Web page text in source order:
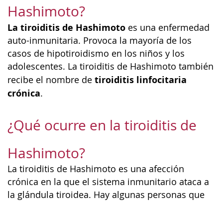
Hashimoto?
La tiroiditis de Hashimoto es una enfermedad
auto-inmunitaria. Provoca la mayoría de los
casos de hipotiroidismo en los niños y los
adolescentes. La tiroiditis de Hashimoto también
recibe el nombre de tiroiditis linfocitaria
crónica.
¿Qué ocurre en la tiroiditis de
Hashimoto?
La tiroiditis de Hashimoto es una afección
crónica en la que el sistema inmunitario ataca a
la glándula tiroidea. Hay algunas personas que